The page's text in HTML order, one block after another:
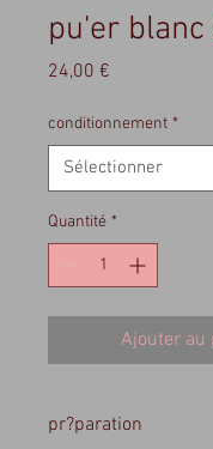
pu'er
24,00 €
conditionnement *
Quantité *
Ajouter au
pr?paration